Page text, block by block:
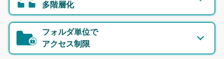
多階層化
フォルダ単位で
アクセス制限